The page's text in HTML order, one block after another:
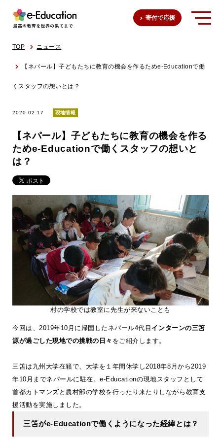
寄付で応援
TOP ニュース
【ネパール】子どもたちに教育の機会を作るためe-Educationで働
くスタッフの想いとは？
2020.02.17 現地情報
【ネパール】子どもたちに教育の機会を作る
ためe-Educationで働くスタッフの想いと
は？
村の学校では教室に先生が来ないことも
今回は、2019年10月に帰国したネパール4代目 インターンの三笘
源が過ごした現地での挑戦の日々 をご紹介します。
三笘は九州大学在籍で、大学を１年間休学し2018年8月から2019
年10月までネパールに駐在。e-Educationの現地スタッフとして
首都カトマンズと農村部の学校を行ったり来たりしながら教育支
援活動を実施しました。
三笘がe-Educationで働くようになった経緯とは？